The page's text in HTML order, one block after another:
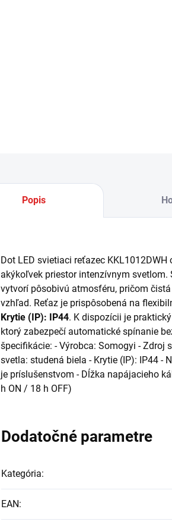
Popis
Dot LED svietiaci reťazec
akýkoľvek priestor intenzívnym svetlom.
vytvorí pôsobivú atmosféru, pričom
vzhľad. Reťaz je prispôsobená na
Krytie (IP): IP44. K dispozícii je
ktorý zabezpečí automatické spínanie
špecifikácie: - Výrobca: Somogyi - Zdroj
svetla: studená biela - Krytie (IP): IP44 -
je príslušenstvom - Dĺžka napájacieho
h ON / 18 h OFF)
Dodatočné parametre
Kategória:
EAN: